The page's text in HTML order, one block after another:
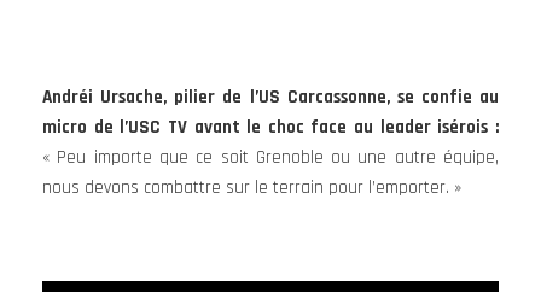
Andréi Ursache, pilier de l’US Carcassonne, se confie au
micro de l’USC TV avant le choc face au leader isérois :
« Peu importe que ce soit Grenoble ou une autre équipe,
nous devons combattre sur le terrain pour l’emporter. »